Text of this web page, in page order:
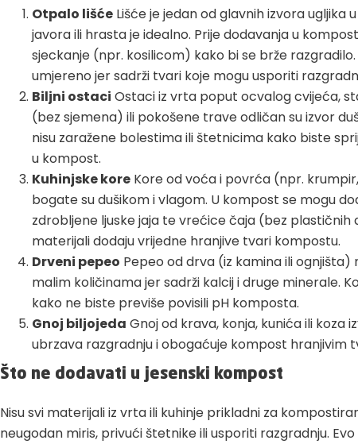
Otpalo lišće Lišće je jedan od glavnih izvora ugljika
javora ili hrasta je idealno. Prije dodavanja u
sjeckanje (npr. kosilicom) kako bi se brže
umjereno jer sadrži tvari koje mogu usporiti
Biljni ostaci Ostaci iz vrta poput ocvalog cvijeća,
(bez sjemena) ili pokošene trave odličan su izvor
nisu zaražene bolestima ili štetnicima kako biste
u kompost.
Kuhinjske kore Kore od voća i povrća (npr.
bogate su dušikom i vlagom. U kompost se mogu
zdrobljene ljuske jaja te vrećice čaja (bez plastičnih
materijali dodaju vrijedne hranjive tvari kompostu.
Drveni pepeo Pepeo od drva (iz kamina ili ognjišta)
malim količinama jer sadrži kalcij i druge minerale.
kako ne biste previše povisili pH komposta.
Gnoj biljojeda Gnoj od krava, konja, kunića ili koza
ubrzava razgradnju i obogaćuje kompost hranjivim
Što ne dodavati u jesenski kompost
Nisu svi materijali iz vrta ili kuhinje prikladni za
neugodan miris, privući štetnike ili usporiti razgradnju.